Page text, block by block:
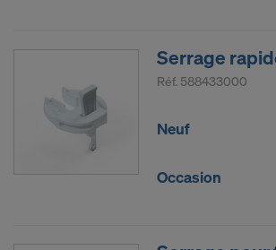
Serrage
Réf. 588433000
Neuf
Occasion